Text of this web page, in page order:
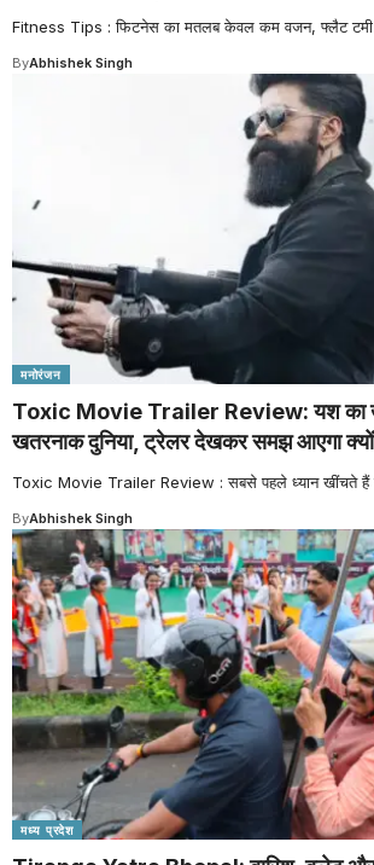
Fitness Tips : फिटनेस का मतलब केवल कम वजन, फ्लैट टमी
ByAbhishek Singh
मनोरंजन
Toxic Movie Trailer Review: यश का
खतरनाक दुनिया, ट्रेलर देखकर समझ आएगा क्यों
Toxic Movie Trailer Review : सबसे पहले ध्यान खींचते
ByAbhishek Singh
मध्य प्रदेश